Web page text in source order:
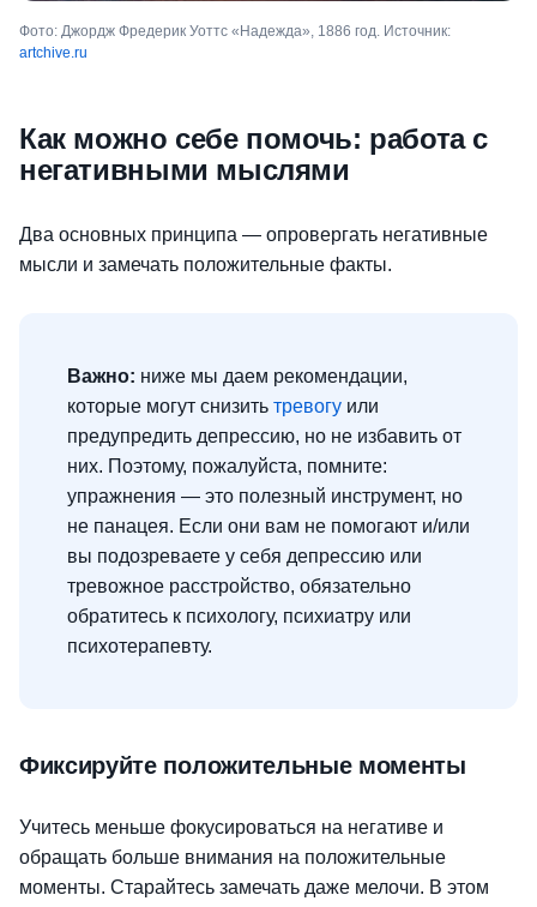
Фото: Джордж Фредерик Уоттс «Надежда», 1886 год. Источник:
artchive.ru
Как можно себе помочь: работа с
негативными мыслями
Два основных принципа — опровергать негативные
мысли и замечать положительные факты.
Важно: ниже мы даем рекомендации,
которые могут снизить тревогу или
предупредить депрессию, но не избавить от
них. Поэтому, пожалуйста, помните:
упражнения — это полезный инструмент, но
не панацея. Если они вам не помогают и/или
вы подозреваете у себя депрессию или
тревожное расстройство, обязательно
обратитесь к психологу, психиатру или
психотерапевту.
Фиксируйте положительные моменты
Учитесь меньше фокусироваться на негативе и
обращать больше внимания на положительные
моменты. Старайтесь замечать даже мелочи. В этом